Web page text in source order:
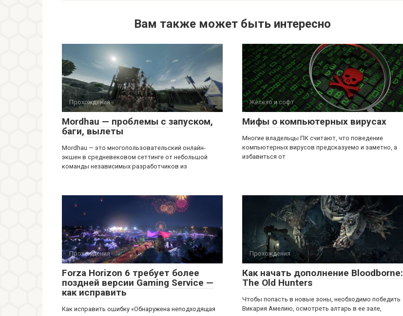
Вам также может быть интересно
Прохождения
Mordhau — проблемы с запуском,
баги, вылеты
Mordhau — это многопользовательский онлайн-
экшен в средневековом сеттинге от небольшой
команды независимых разработчиков из
Железо и софт
Мифы о компьютерных вирусах
Многие владельцы ПК считают, что поведение
компьютерных вирусов предсказуемо и заметно, а
избавиться от
Прохождения
Forza Horizon 6 требует более
поздней версии Gaming Service —
как исправить
Как исправить ошибку «Обнаружена неподходящая
Прохождения
Как начать дополнение Bloodborne:
The Old Hunters
Чтобы попасть в новые зоны, необходимо победить
Викария Амелию, осмотреть алтарь в ее зале,